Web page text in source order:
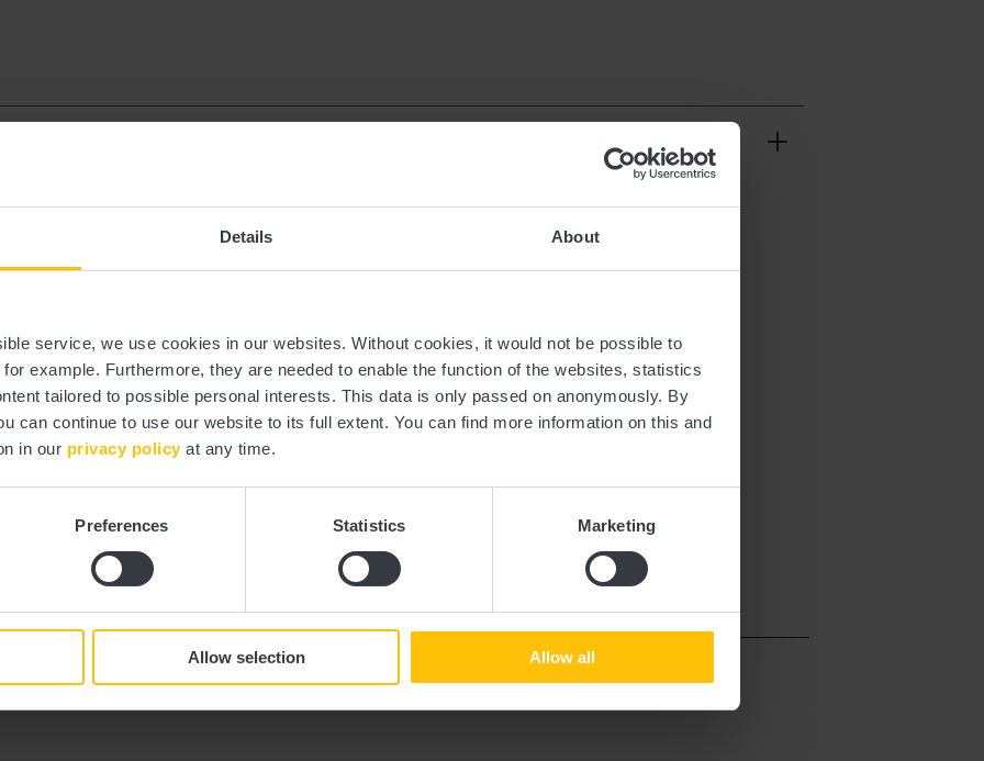
Details About
service, we use cookies in our websites. Without cookies, it would not be possible to
example. Furthermore, they are needed to enable the function of the websites, statistics
tailored to possible personal interests. This data is only passed on anonymously. By
can continue to use our website to its full extent. You can find more information on this and
in our privacy policy at any time.
Preferences Statistics Marketing
Allow selection Allow all
& Locations
Tél. :
E-mail:
carpediemrestaurant21@gmail.com
https://www.carpe-diem.lu/